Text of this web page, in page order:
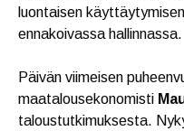
luontaisen
ennakoivassa hallinnassa.
Päivän viimeisen
maatalousekonomisti
taloustutkimuksesta.